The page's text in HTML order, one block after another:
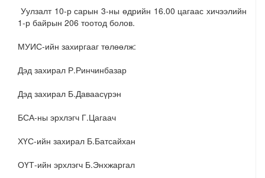
Уулзалт 10-р сарын 3-ны өдрийн 16.00 цагаас хичээлийн
1-р байрын 206 тоотод болов.
МУИС-ийн захиргааг төлөөлж:
Дэд захирал Р.Ринчинбазар
Дэд захирал Б.Даваасүрэн
БСА-ны эрхлэгч Г.Цагаач
ХҮС-ийн захирал Б.Батсайхан
ОҮТ-ийн эрхлэгч Б.Энхжаргал